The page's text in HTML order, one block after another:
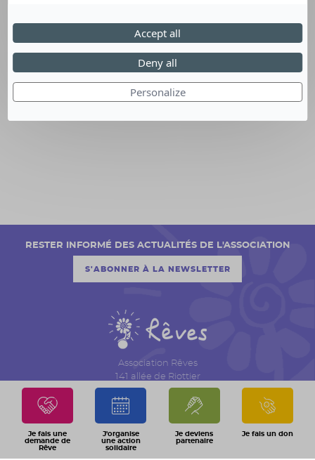
Je fais une
demande de
Rêve
J'organise
une action
solidaire
Je deviens
partenaire
Je fais un don
Association Rêves
141 allée de Riottier
CS 7007 – Limas
69651 Villefranche sur Saône Cedex
04 74 06 30 00
RESTER INFORMÉ DES ACTUALITÉS DE L'ASSOCIATION
S'ABONNER À LA NEWSLETTER
Personalize
Deny all
Accept all